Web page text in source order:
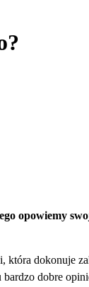
opowiemy
dokonuje
dobre